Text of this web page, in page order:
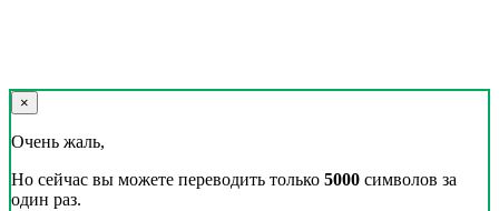
×
Очень жаль,
Но сейчас вы можете переводить только 5000 символов за
один раз.